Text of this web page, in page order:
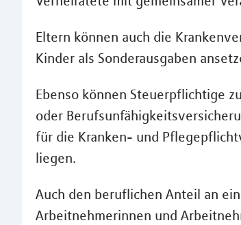
Eltern können auch die
Kinder als Sonderausgaben
Ebenso können Steuerpflichtige
oder
für die Kranken- und
liegen.
Auch den beruflichen Anteil an
Arbeitnehmerinnen und